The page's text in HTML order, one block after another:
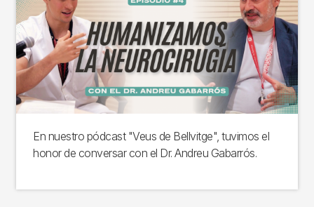
En nuestro pódcast "Veus de Bellvitge", tuvimos el
honor de conversar con el Dr. Andreu Gabarrós.